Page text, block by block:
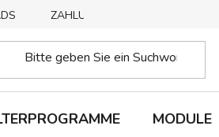
ZAHLUNGSMETHODEN
MODULE